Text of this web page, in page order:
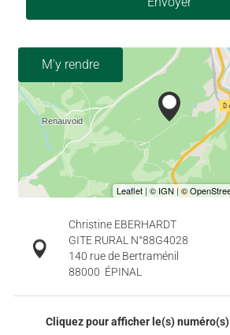
M'y rendre
Christine EBERHARDT
GITE RURAL N°88G4028
140 rue de Bertraménil
88000 ÉPINAL
Cliquez pour afficher le(s) numéro(s)